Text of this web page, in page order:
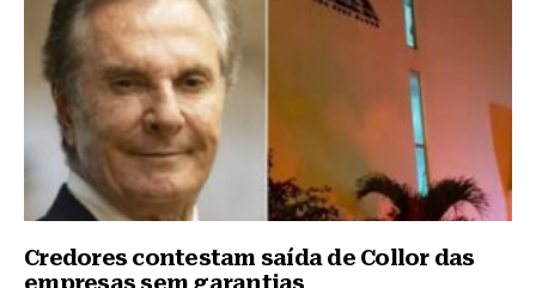
Credores contestam saída de Collor das
empresas sem garantias